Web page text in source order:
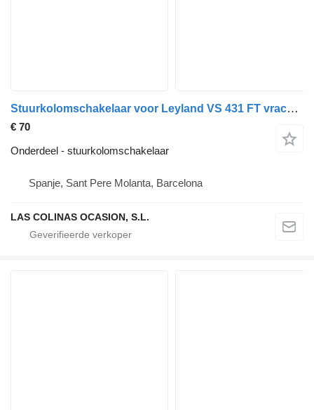
Stuurkolomschakelaar voor Leyland VS 431 FT vrachtwagen
€ 70
Onderdeel - stuurkolomschakelaar
Spanje, Sant Pere Molanta, Barcelona
LAS COLINAS OCASION, S.L.